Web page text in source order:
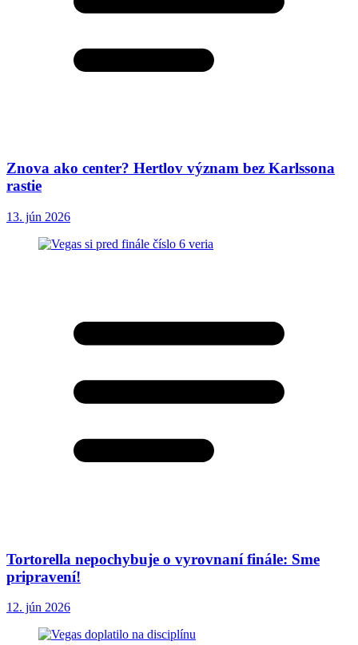
Znova ako center? Hertlov význam bez Karlssona
rastie
13. jún 2026
Tortorella nepochybuje o vyrovnaní finále: Sme
pripravení!
12. jún 2026